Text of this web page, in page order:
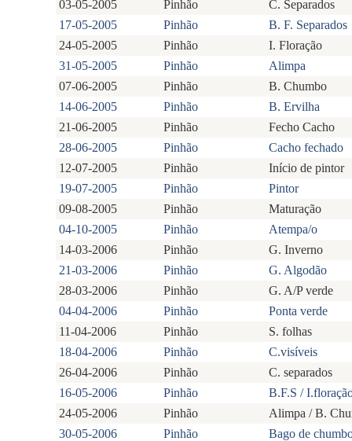
03-05-2005
Pinhão
C. Separados
17-05-2005
Pinhão
B. F. Separados
24-05-2005
Pinhão
I. Floração
31-05-2005
Pinhão
Alimpa
07-06-2005
Pinhão
B. Chumbo
14-06-2005
Pinhão
B. Ervilha
21-06-2005
Pinhão
Fecho Cacho
28-06-2005
Pinhão
Cacho fechado
12-07-2005
Pinhão
Início de pintor
19-07-2005
Pinhão
Pintor
09-08-2005
Pinhão
Maturação
04-10-2005
Pinhão
Atempa/o
14-03-2006
Pinhão
G. Inverno
21-03-2006
Pinhão
G. Algodão
28-03-2006
Pinhão
G. A/P verde
04-04-2006
Pinhão
Ponta verde
11-04-2006
Pinhão
S. folhas
18-04-2006
Pinhão
C.visíveis
26-04-2006
Pinhão
C. separados
16-05-2006
Pinhão
B.F.S /
24-05-2006
Pinhão
Alimpa / B.
30-05-2006
Pinhão
Bago de